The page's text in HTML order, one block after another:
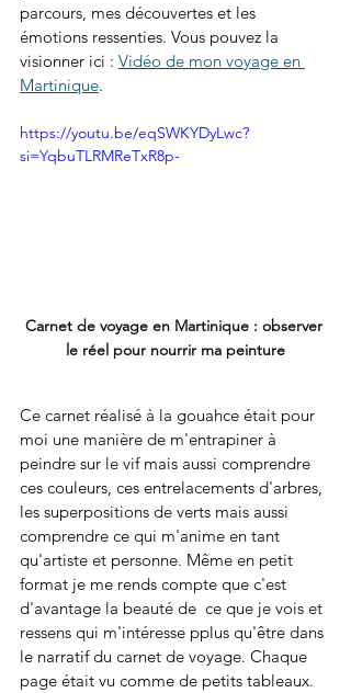
parcours, mes découvertes et les
émotions ressenties. Vous pouvez la
visionner ici : Vidéo de mon voyage en
Martinique.
https://youtu.be/eqSWKYDyLwc?
si=YqbuTLRMReTxR8p-
Carnet de voyage en Martinique : observer
le réel pour nourrir ma peinture
Ce carnet réalisé à la gouahce était pour
moi une manière de m'entrapiner à
peindre sur le vif mais aussi comprendre
ces couleurs, ces entrelacements d'arbres,
les superpositions de verts mais aussi
comprendre ce qui m'anime en tant
qu'artiste et personne. Même en petit
format je me rends compte que c'est
d'avantage la beauté de  ce que je vois et
ressens qui m'intéresse pplus qu'être dans
le narratif du carnet de voyage. Chaque
page était vu comme de petits tableaux.